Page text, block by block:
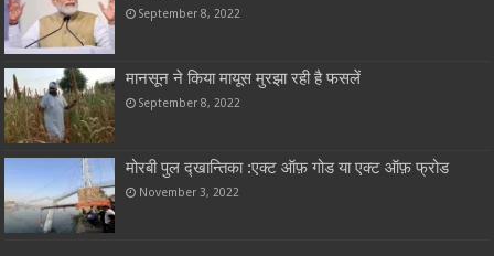
September 8, 2022
मानसून ने किया मायूस मुरझा रही है फसलें
September 8, 2022
मोरबी पुल द्खान्तिका :एक्ट ऑफ़ गोड या एक्ट ऑफ़ फ्रोड
November 3, 2022